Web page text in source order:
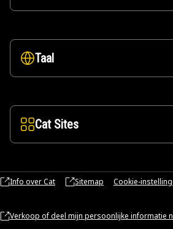
Taal
Cat Sites
Info over Cat Sitemap Cookie-
Verkoop of deel mijn persoonlijke informatie